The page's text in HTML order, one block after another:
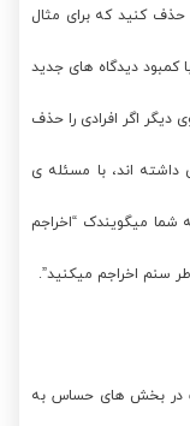
کنید که برای مثال
کمبود دیدگاه های جدید
دیگر اگر افرادی را حذف
اند، با مسئله ی
شما میگویندک “اخراجم
سنم اخراجم میکنید”.
در بخش های حساس به